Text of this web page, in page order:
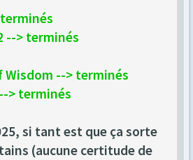
--> terminés
Wisdom --> terminés
> terminés
si tant est que ça sorte
(aucune certitude de